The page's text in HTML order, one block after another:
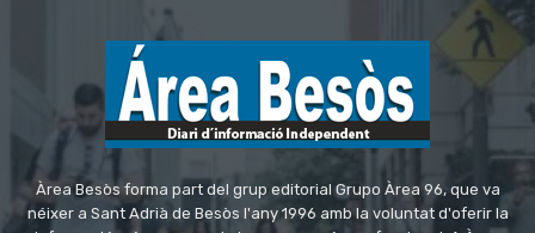
Àrea Besòs forma part del grup editorial Grupo Àrea 96, que va
néixer a Sant Adrià de Besòs l'any 1996 amb la voluntat d'oferir la